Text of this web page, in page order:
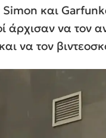
Simon και
άρχισαν να τον
να τον